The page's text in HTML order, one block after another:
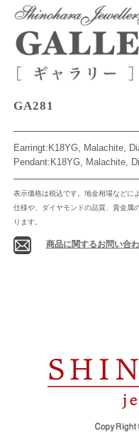
GA281
Earringt:K18YG, Malachite,
Pendant:K18YG, Malachite,
表示価格は税込です。地金相場などに
仕様や、ダイヤモンドの品質、貴金属
ります。
商品に関するお問い合